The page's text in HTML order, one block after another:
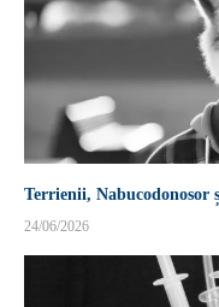
Terrienii, Nabucodonosor
24/06/2026